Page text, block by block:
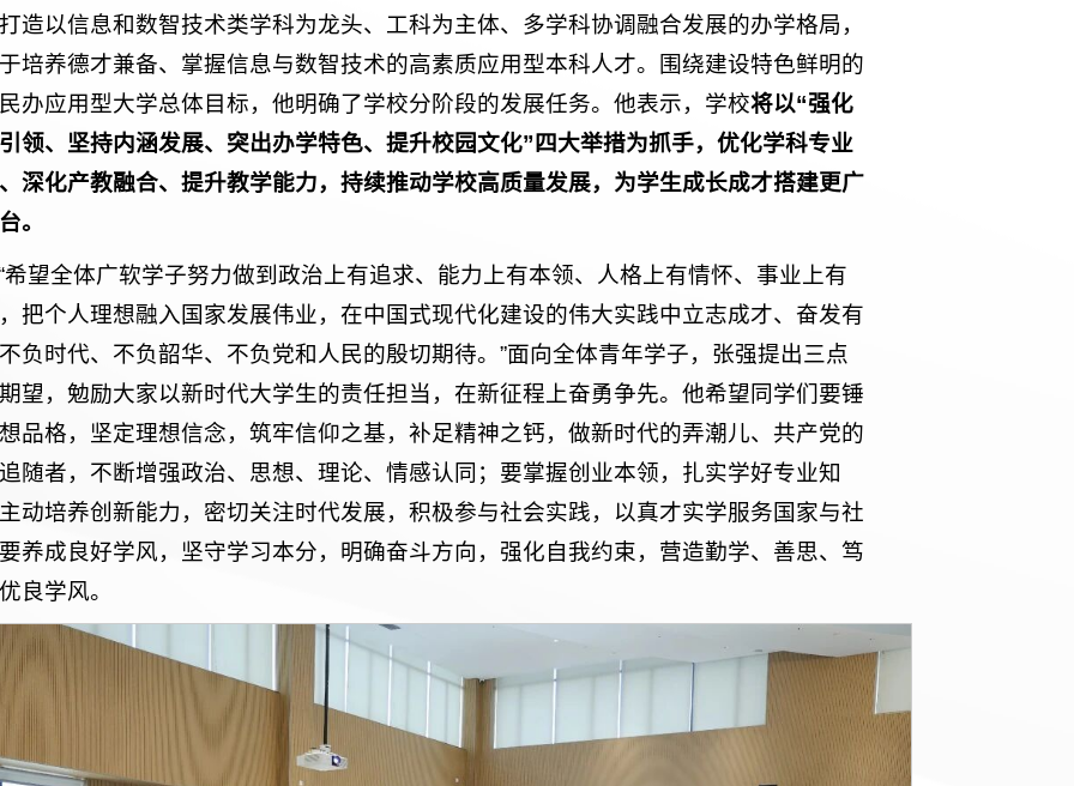
造以信息和数智技术类学科为龙头、工科为主体、多学科协调融合发展的办学格局，
培养德才兼备、掌握信息与数智技术的高素质应用型本科人才。围绕建设特色鲜明的
办应用型大学总体目标，他明确了学校分阶段的发展任务。他表示，学校将以“强化
领、坚持内涵发展、突出办学特色、提升校园文化”四大举措为抓手，优化学科专业
深化产教融合、提升教学能力，持续推动学校高质量发展，为学生成长成才搭建更广
。
希望全体广软学子努力做到政治上有追求、能力上有本领、人格上有情怀、事业上有
把个人理想融入国家发展伟业，在中国式现代化建设的伟大实践中立志成才、奋发有
负时代、不负韶华、不负党和人民的殷切期待。”面向全体青年学子，张强提出三点
望，勉励大家以新时代大学生的责任担当，在新征程上奋勇争先。他希望同学们要锤
品格，坚定理想信念，筑牢信仰之基，补足精神之钙，做新时代的弄潮儿、共产党的
随者，不断增强政治、思想、理论、情感认同；要掌握创业本领，扎实学好专业知
动培养创新能力，密切关注时代发展，积极参与社会实践，以真才实学服务国家与社
养成良好学风，坚守学习本分，明确奋斗方向，强化自我约束，营造勤学、善思、笃
良学风。